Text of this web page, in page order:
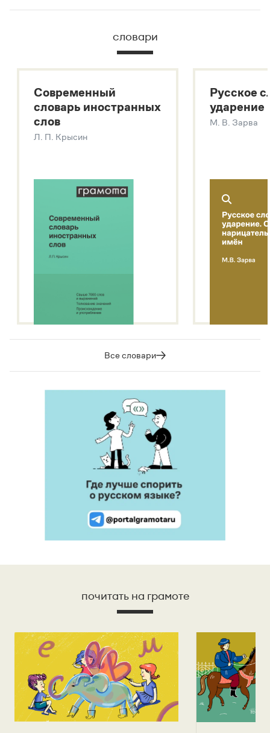
В метасловаре Грамоты в удобном виде собрана вся
Русский орфографический словарь
Большой толковый словарь русских глаголов
Современный словарь иностранных слов
Звук – технология синтеза платформы
SaluteSpeech
словари
Современный
словарь иностранных
слов
Л. П. Крысин
Русское
ударение
М. В. Зарва
Все словари
почитать на грамоте